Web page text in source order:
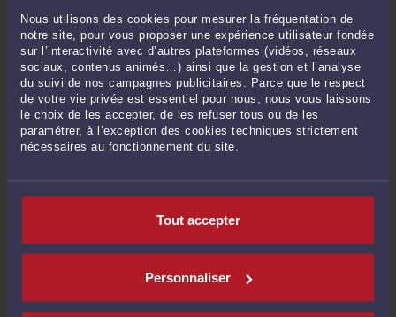
Nous utilisons des cookies pour mesurer la fréquentation de
notre site, pour vous proposer une expérience utilisateur fondée
sur l’interactivité avec d’autres plateformes (vidéos, réseaux
sociaux, contenus animés…) ainsi que la gestion et l’analyse
du suivi de nos campagnes publicitaires. Parce que le respect
de votre vie privée est essentiel pour nous, nous vous laissons
le choix de les accepter, de les refuser tous ou de les
paramétrer, à l’exception des cookies techniques strictement
nécessaires au fonctionnement du site.
Tout accepter
Personnaliser
POSER UNE QUESTION ÉCRITE
DERNIÈRES PUBLICATIONS
Opacité de gestion dans une SCI : comment protéger les actifs d'un associé
vulnérable sous curatelle ou sous tutelle ?-Le 8 juil. 2026 à 19:08
Tutelle : Quand la vente immobilière constitue une faute de gestion du
Assurance-vie et tutelle : Quelle responsabilité pour l'établissement financier
face au silence sur l'identité du bénéficiaire ?-Le 28 mai 2026 à 15:59